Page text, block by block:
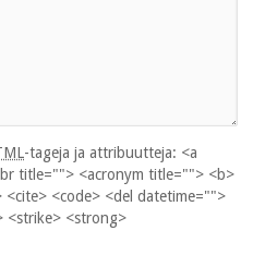
-tageja ja attribuutteja: <a
title=""> <acronym title=""> <b>
<code> <del datetime="">
<strike> <strong>